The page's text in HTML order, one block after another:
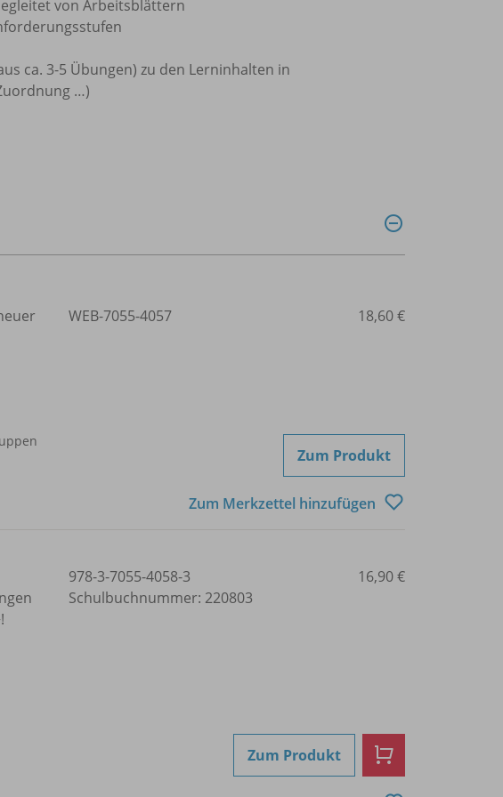
von Arbeitsblättern
ca. 3-5 Übungen) zu den Lerninhalten in
…)
WEB-7055-4057 18,60 €
Zum Produkt
Zum Merkzettel hinzufügen
978-3-7055-4058-3
Schulbuchnummer: 220803
16,90 €
Zum Produkt